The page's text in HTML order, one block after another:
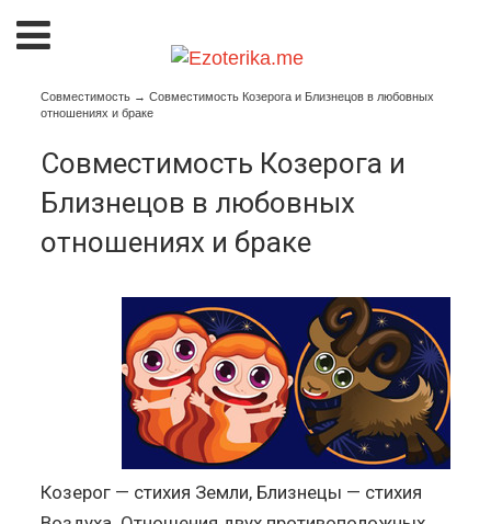
Совместимость →Совместимость Козерога и Близнецов в любовных
отношениях и браке
Совместимость Козерога и
Близнецов в любовных
отношениях и браке
Козерог — стихия Земли, Близнецы — стихия